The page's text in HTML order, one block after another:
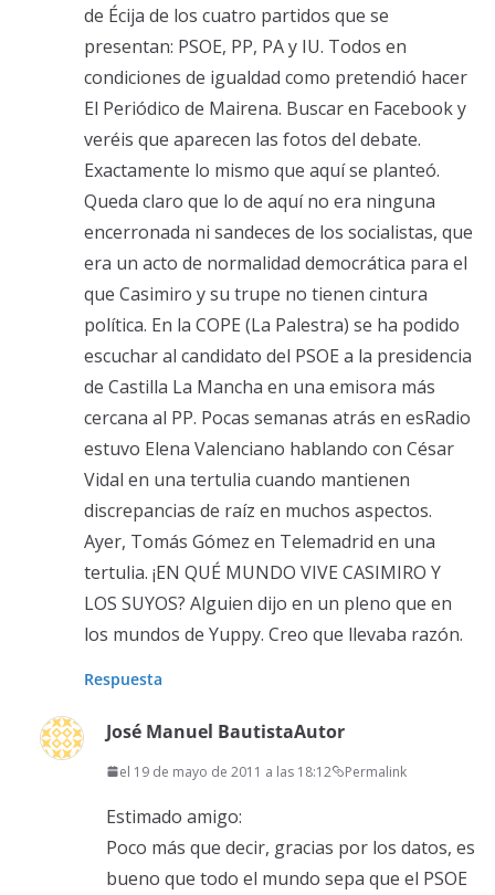
de Écija de los cuatro partidos que se
presentan: PSOE, PP, PA y IU. Todos en
condiciones de igualdad como pretendió hacer
El Periódico de Mairena. Buscar en Facebook y
veréis que aparecen las fotos del debate.
Exactamente lo mismo que aquí se planteó.
Queda claro que lo de aquí no era ninguna
encerronada ni sandeces de los socialistas, que
era un acto de normalidad democrática para el
que Casimiro y su trupe no tienen cintura
política. En la COPE (La Palestra) se ha podido
escuchar al candidato del PSOE a la presidencia
de Castilla La Mancha en una emisora más
cercana al PP. Pocas semanas atrás en esRadio
estuvo Elena Valenciano hablando con César
Vidal en una tertulia cuando mantienen
discrepancias de raíz en muchos aspectos.
Ayer, Tomás Gómez en Telemadrid en una
tertulia. ¡EN QUÉ MUNDO VIVE CASIMIRO Y
LOS SUYOS? Alguien dijo en un pleno que en
los mundos de Yuppy. Creo que llevaba razón.
Respuesta
José Manuel BautistaAutor
el 19 de mayo de 2011 a las 18:12 Permalink
Estimado amigo:
Poco más que decir, gracias por los datos, es
bueno que todo el mundo sepa que el PSOE